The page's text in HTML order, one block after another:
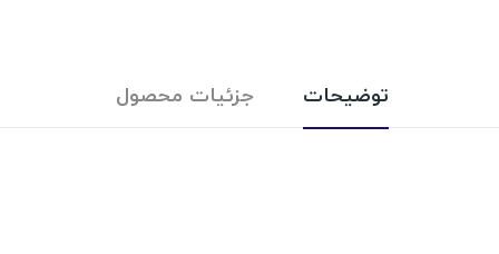
توضیحات جزئیات محصول